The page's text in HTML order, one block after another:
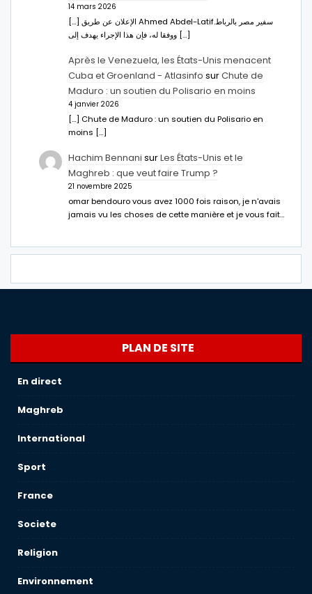
14 mars 2026
[…] الإعلان عن طريق Ahmed Abdel-Latifسفير مصر بالرباط.
ووفقا له، فإن هذا الإجراء يهدف إلى […]
Après le Venezuela, les États-Unis menacent
Cuba et Groenland - Atlasinfo surChute de
Maduro : un soutien du Polisario en moins
4 janvier 2026
[…] Chute de Maduro : un soutien du Polisario en
moins […]
Hachim Bennani surLes États-Unis et le
Maghreb : que veut faire Trump ?
21 novembre 2025
omar bendouro vous avez 1000 fois raison, je n'avais
jamais vu les choses de cette manière et je vous fait…
PLAN DE SITE
En direct
Maghreb
International
Sport
France
Societe
Religion
Environnement